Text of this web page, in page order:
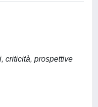
criticità, prospettive